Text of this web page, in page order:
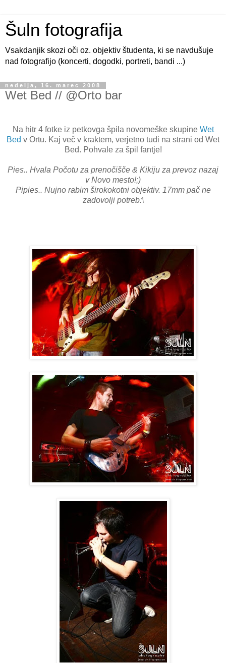
Šuln fotografija
Vsakdanjik skozi oči oz. objektiv študenta, ki se navdušuje
nad fotografijo (koncerti, dogodki, portreti, bandi ...)
nedelja, 16. marec 2008
Wet Bed // @Orto bar
Na hitr 4 fotke iz petkovga špila novomeške skupine Wet
Bed v Ortu. Kaj več v kraktem, verjetno tudi na strani od Wet
Bed. Pohvale za špil fantje!
Pies.. Hvala Počotu za prenočišče & Kikiju za prevoz nazaj
v Novo mesto!;)
Pipies.. Nujno rabim širokokotni objektiv. 17mm pač ne
zadovolji potreb:\